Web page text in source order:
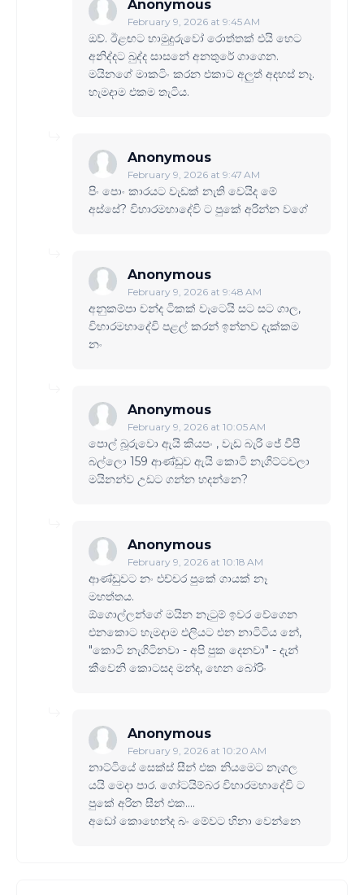
Anonymous
February 9, 2026 at 9:45 AM
ඔව්. ඊළඟට හාමුදුරුවෝ රොත්තක් එයි හෙට
අනිද්දට බුද්ද සාසනේ අනතුරේ ගාගෙන.
මයිනගේ මාකටිං කරන එකාට අලුත් අදහස් නෑ.
හැමදාම එකම තැටිය.
Anonymous
February 9, 2026 at 9:47 AM
පිං පොං කාරයට වැඩක් නැති වෙයිද මේ
අස්සේ? විහාරමහාදේවි ට පුකේ අරින්න වගේ
Anonymous
February 9, 2026 at 9:48 AM
අනුකම්පා චන්ද ටිකක් වැටෙයි සට සට ගාල,
විහාරමහාදේවි පළල් කරන් ඉන්නව දැක්කම
නං
Anonymous
February 9, 2026 at 10:05 AM
පොල් බූරුවො ඇයි කියපං , වැඩ බැරි ජේ වීපී
බල්ලො 159 ආණ්ඩුව ඇයි කොටි නැගිට්ටවලා
මයිනන්ව උඩට ගන්න හදන්නෙ?
Anonymous
February 9, 2026 at 10:18 AM
ආණ්ඩුවට නං එච්චර පුකේ ගායක් නෑ
මහත්තය.
ඕගොල්ලන්ගේ මයින නැටුම් ඉවර වේගෙන
එනකොට හැමදාම එලියට එන නාටිටිය නේ,
"කොටි නැගිටිනවා - අපි පුක දෙනවා" - දැන්
කීවෙනි කොටසද මන්ද, හෙන බෝරිං
Anonymous
February 9, 2026 at 10:20 AM
නාට්ටියේ සෙක්ස් සීන් එක නියමෙට නැගල
යයි මෙදා පාර. ගෝටයිම්බර විහාරමහාදේවි ට
පුකේ අරින සීන් එක....
අඩෝ කොහෙන්ද බං මේවට හිනා වෙන්නෙ